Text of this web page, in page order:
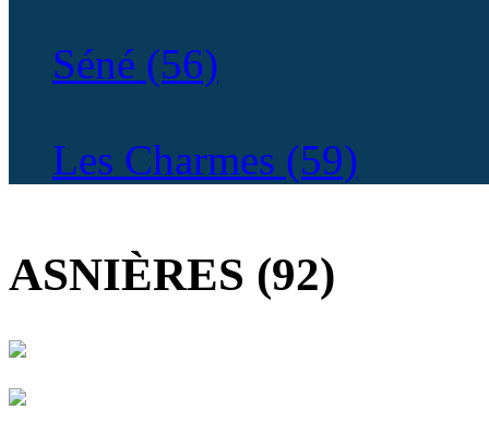
Séné (56)
Les Charmes (59)
ASNIÈRES (92)